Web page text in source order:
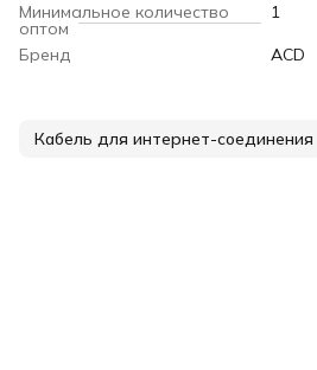
Минимальное количество
оптом
1
Бренд
ACD
Кабель для интернет-соединения